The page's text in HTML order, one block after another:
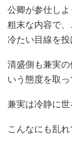
公卿が参仕し
粗末な内容で、
冷たい目線を投
清盛側も兼実
いう態度を取っ
兼実は冷静に世
こんなにも乱